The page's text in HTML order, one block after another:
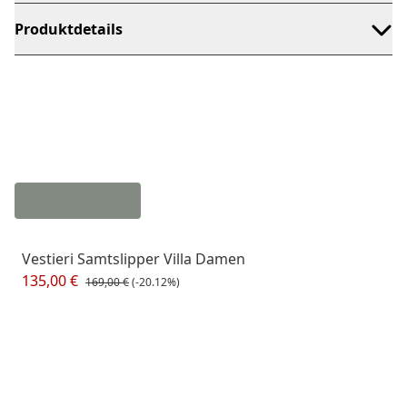
Produktdetails
Vestieri Samtslipper Villa Damen
135,00 € 169,00 €(-20.12%)